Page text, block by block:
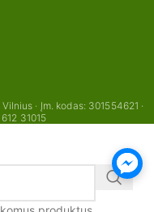
· Įm. kodas: 301554621 ·
31015